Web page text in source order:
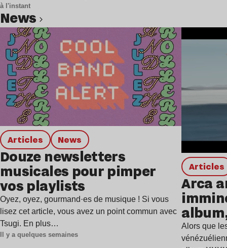
à l'instant
news
Articles news
Douze newsletters
musicales pour pimper
vos playlists
Oyez, oyez, gourmand·es de musique ! Si vous
lisez cet article, vous avez un point commun avec
Tsugi. En plus…
Il y a quelques semaines
Articles
Arca
Alors que
Lire l’article